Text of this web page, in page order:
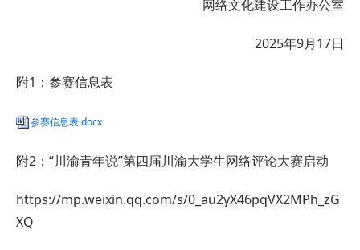
网络文化建设工作办公室
2025年9月17日
附1：参赛信息表
参赛信息表.docx
附2： “川渝青年说”第四届川渝大学生网络评论大赛启动
https://mp.weixin.qq.com/s/0_au2yX46pqVX2MPh_zG
XQ